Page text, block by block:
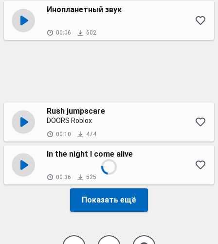
Инопланетный звук
00:06 602
Rush jumpscare
DOORS Roblox
00:10 474
In the night I come alive
00:36 525
Показать ещё